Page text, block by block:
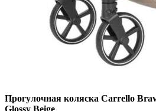
Прогулочная коляска Carrello